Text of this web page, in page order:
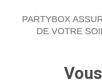
PARTYBOX
DE VOTRE